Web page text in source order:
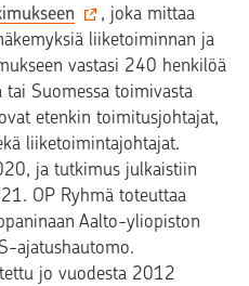
, joka mittaa
liiketoiminnan ja
vastasi 240 henkilöä
Suomessa toimivasta
etenkin toimitusjohtajat,
liiketoimintajohtajat.
ja tutkimus julkaistiin
OP Ryhmä toteuttaa
Aalto-yliopiston
ajatushautomo.
jo vuodesta 2012